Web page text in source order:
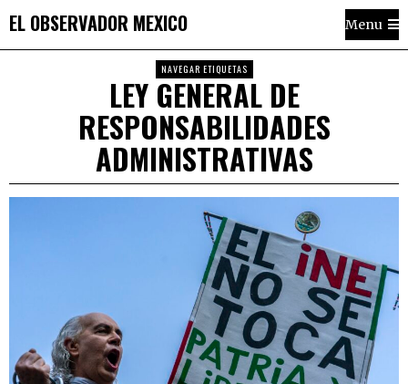
EL OBSERVADOR MEXICO Menu
NAVEGAR ETIQUETAS
LEY GENERAL DE
RESPONSABILIDADES
ADMINISTRATIVAS